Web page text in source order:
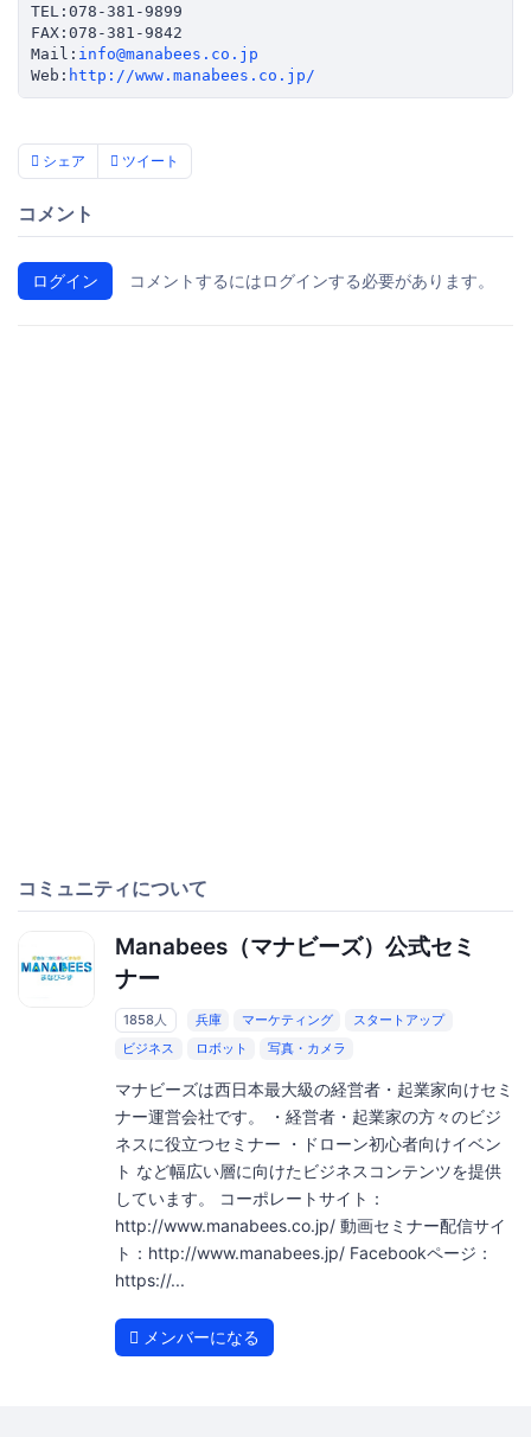
TEL:078-381-9899
FAX:078-381-9842
Mail: info@manabees.co.jp
Web: http://www.manabees.co.jp/
シェア ツイート
コメント
ログイン コメントするにはログインする必要があります。
コミュニティについて
Manabees（マナビーズ）公式セミ
ナー
1858人 兵庫 マーケティング
スタートアップ
ビジネス
ロボット 写真・カメラ
マナビーズは西日本最大級の経営者・起業家向けセミ
ナー運営会社です。 ・経営者・起業家の方々のビジ
ネスに役立つセミナー ・ドローン初心者向けイベン
ト など幅広い層に向けたビジネスコンテンツを提供
しています。 コーポレートサイト：
http://www.manabees.co.jp/ 動画セミナー配信サイ
ト：http://www.manabees.jp/ Facebookページ：
https://...
メンバーになる